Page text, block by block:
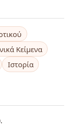
Κείμενα
Ιστορία